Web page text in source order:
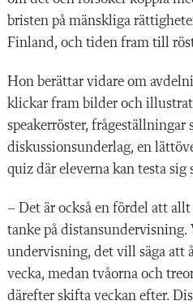
bristen på mänskliga
Finland, och tiden fram till
Hon berättar vidare om
klickar fram bilder och
speakerröster, frågeställningar
diskussionsunderlag, en
quiz där eleverna kan testa sig
– Det är också en fördel att
tanke på distansundervisning.
undervisning, det vill säga att
vecka, medan tvåorna och
därefter skifta veckan efter.